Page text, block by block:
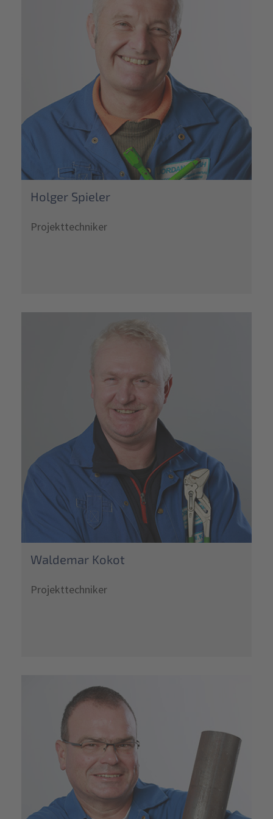
Holger Spieler
Projekttechniker
Waldemar Kokot
Projekttechniker